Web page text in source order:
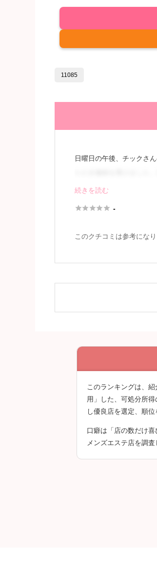
11085
日曜日の午後、チックさ
りましたが、スタイルは抜
続きを読む
 -
このクチコミは参考にな
このランキングは、
用」した、可処分所
し優良店を選定、順位
口癖は「店の数だけ
メンズエステ店を調